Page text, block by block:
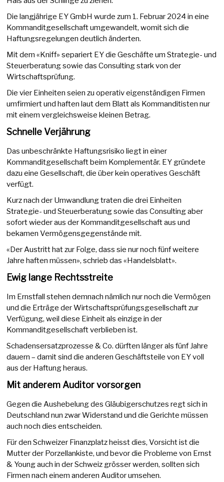
Die langjährige EY GmbH wurde zum 1. Februar 2024 in eine
Kommanditgesellschaft umgewandelt, womit sich die
Haftungsregelungen deutlich änderten.
Mit dem «Kniff» separiert EY die Geschäfte um Strategie- und
Steuerberatung sowie das Consulting stark von der
Wirtschaftsprüfung.
Die vier Einheiten seien zu operativ eigenständigen Firmen
umfirmiert und haften laut dem Blatt als Kommanditisten nur
mit einem vergleichsweise kleinen Betrag.
Schnelle Verjährung
Das unbeschränkte Haftungsrisiko liegt in einer
Kommanditgesellschaft beim Komplementär. EY gründete
dazu eine Gesellschaft, die über kein operatives Geschäft
verfügt.
Kurz nach der Umwandlung traten die drei Einheiten
Strategie- und Steuerberatung sowie das Consulting aber
sofort wieder aus der Kommanditgesellschaft aus und
bekamen Vermögensgegenstände mit.
«Der Austritt hat zur Folge, dass sie nur noch fünf weitere
Jahre haften müssen», schrieb das «Handelsblatt».
Ewig lange Rechtsstreite
Im Ernstfall stehen demnach nämlich nur noch die Vermögen
und die Erträge der Wirtschaftsprüfungsgesellschaft zur
Verfügung, weil diese Einheit als einzige in der
Kommanditgesellschaft verblieben ist.
Schadensersatzprozesse & Co. dürften länger als fünf Jahre
dauern – damit sind die anderen Geschäftsteile von EY voll
aus der Haftung heraus.
Mit anderem Auditor vorsorgen
Gegen die Aushebelung des Gläubigerschutzes regt sich in
Deutschland nun zwar Widerstand und die Gerichte müssen
auch noch dies entscheiden.
Für den Schweizer Finanzplatz heisst dies, Vorsicht ist die
Mutter der Porzellankiste, und bevor die Probleme von Ernst
& Young auch in der Schweiz grösser werden, sollten sich
Firmen nach einem anderen Auditor umsehen.